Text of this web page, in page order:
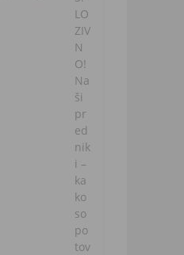
LO
ZIV
N
O!
Na
ši
pr
ed
nik
i –
ka
ko
so
po
tov